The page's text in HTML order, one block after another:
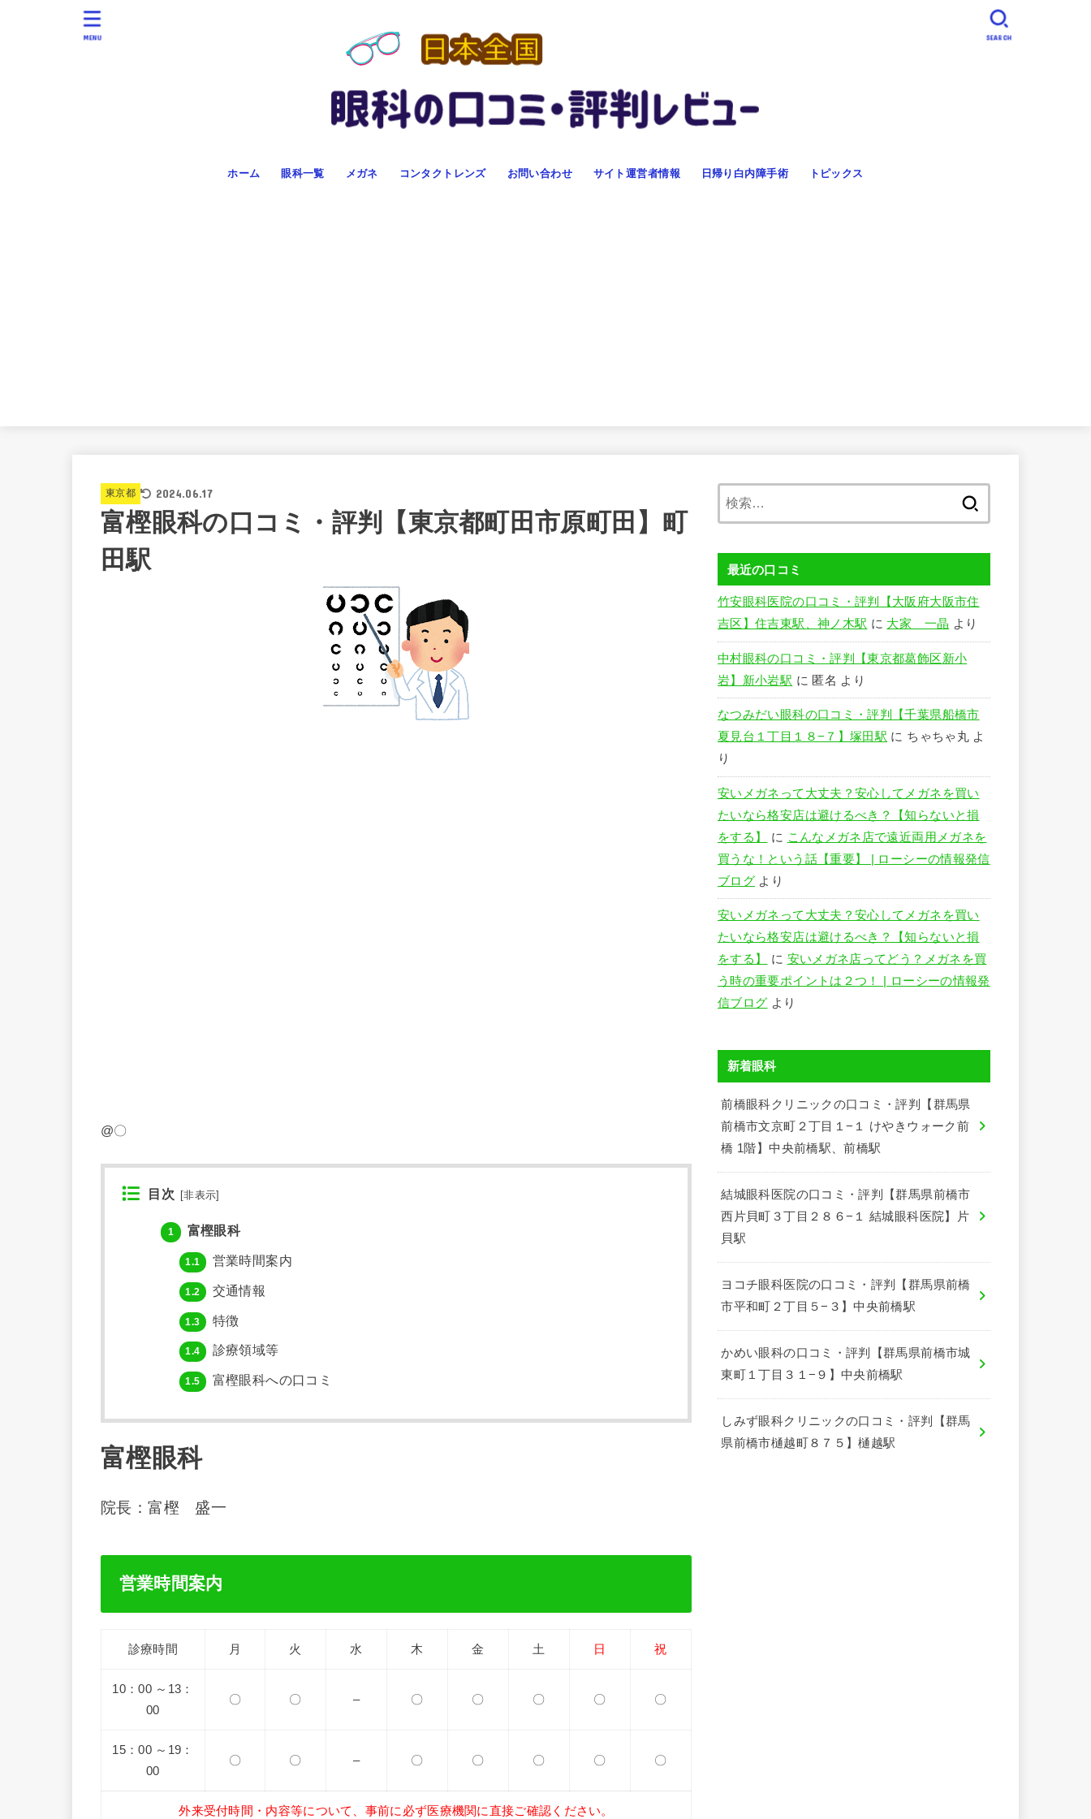
ホーム 眼科一覧 メガネ コンタクトレンズ お問い合わせ サイト運営者情報 日帰り白内障手術 トピックス
SEARCH
MENU
東京都 2024.06.17
富樫眼科の口コミ・評判【東京都町田市原町田】町
田駅
@〇
目次 [非表示
1 富樫眼科
1.1 営業時間案内
1.2 交通情報
1.3 特徴
1.4 診療領域等
1.5 富樫眼科への口コミ
富樫眼科
院長：富樫 盛一
営業時間案内
診療時間 月 火 水 木 金 土 日 祝
10：00 ～13：
00
〇 〇 – 〇 〇 〇 〇 〇
15：00 ～19：
00
〇 〇 – 〇 〇 〇 〇 〇
外来受付時間・内容等について、事前に必ず医療機関に直接ご確認ください。
最近の口コミ
竹安眼科医院の口コミ・評判【大阪府大阪市住
吉区】住吉東駅、神ノ木駅 に 大家 一晶 より
中村眼科の口コミ・評判【東京都葛飾区新小
岩】新小岩駅 に 匿名 より
なつみだい眼科の口コミ・評判【千葉県船橋市
夏見台１丁目１８−７】塚田駅 に ちゃちゃ丸 よ
り
安いメガネって大丈夫？安心してメガネを買い
たいなら格安店は避けるべき？【知らないと損
をする】
に こんなメガネ店で遠近両用メガネを
買うな！という話【重要】 | ローシーの情報発信
ブログ より
安いメガネって大丈夫？安心してメガネを買い
たいなら格安店は避けるべき？【知らないと損
をする】
に 安いメガネ店ってどう？メガネを買
う時の重要ポイントは２つ！ | ローシーの情報発
信ブログ より
新着眼科
前橋眼科クリニックの口コミ・評判【群馬県
前橋市文京町２丁目１−１ けやきウォーク前
橋 1階】中央前橋駅、前橋駅
結城眼科医院の口コミ・評判【群馬県前橋市
西片貝町３丁目２８６−１ 結城眼科医院】片
貝駅
ヨコチ眼科医院の口コミ・評判【群馬県前橋
市平和町２丁目５−３】中央前橋駅
かめい眼科の口コミ・評判【群馬県前橋市城
東町１丁目３１−９】中央前橋駅
しみず眼科クリニックの口コミ・評判【群馬
県前橋市樋越町８７５】樋越駅